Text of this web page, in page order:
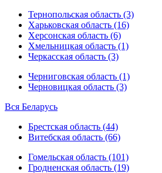
Тернопольская область (3)
Харьковская область (16)
Херсонская область (6)
Хмельницкая область (1)
Черкасская область (3)
Черниговская область (1)
Черновицкая область (3)
Вся Беларусь
Брестская область (44)
Витебская область (66)
Гомельская область (101)
Гродненская область (19)